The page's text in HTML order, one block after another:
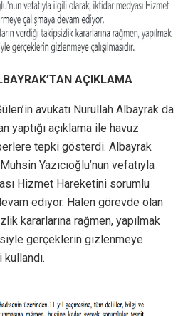
AÇIKLAMA
avukatı Nurullah Albayrak da
yaptığı açıklama ile havuz
tepki gösterdi. Albayrak
Yazıcıoğlu’nun vefatıyla
Hizmet Hareketini sorumlu
ediyor. Halen görevde olan
kararlarına rağmen, yapılmak
gerçeklerin gizlenmeye
kullandı.